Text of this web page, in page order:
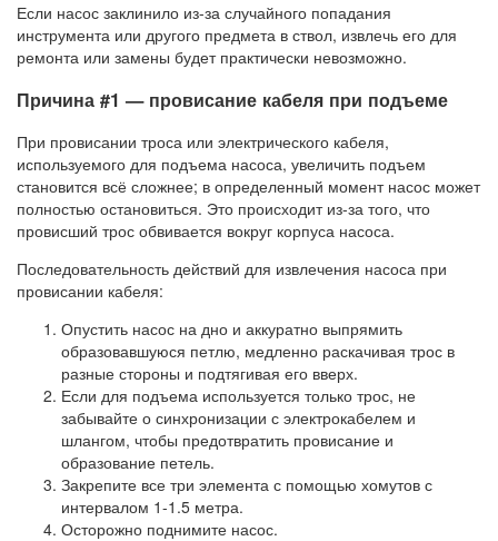
Если насос заклинило из-за случайного попадания
инструмента или другого предмета в ствол, извлечь его для
ремонта или замены будет практически невозможно.
Причина #1 — провисание кабеля при подъеме
При провисании троса или электрического кабеля,
используемого для подъема насоса, увеличить подъем
становится всё сложнее; в определенный момент насос может
полностью остановиться. Это происходит из-за того, что
провисший трос обвивается вокруг корпуса насоса.
Последовательность действий для извлечения насоса при
провисании кабеля:
Опустить насос на дно и аккуратно выпрямить
образовавшуюся петлю, медленно раскачивая трос в
разные стороны и подтягивая его вверх.
Если для подъема используется только трос, не
забывайте о синхронизации с электрокабелем и
шлангом, чтобы предотвратить провисание и
образование петель.
Закрепите все три элемента с помощью хомутов с
интервалом 1-1.5 метра.
Осторожно поднимите насос.